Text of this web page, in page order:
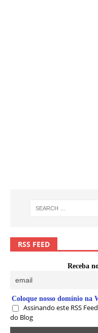
RSS FEED
Receba
Coloque nosso domínio na
Assinando este RSS
do Blog